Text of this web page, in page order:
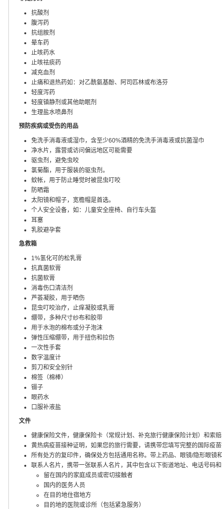
抗酸剂
腹泻药
抗组胺剂
晕车药
止咳药水
止咳祛痰药
减充血剂
止痛和退热药如：对乙酰氨基酚、阿司匹林或布洛芬
轻度泻药
轻度镇静剂或其他助眠剂
生理盐水喷鼻剂
预防疾病或受伤的用品
免洗手消毒液或湿巾，含至少60%酒精的免洗手消毒液或抗菌湿巾
净水片，露营或访问偏远地区可能需要
驱虫剂，避免虫咬
氯菊酯，用于服装的驱虫剂。
蚊帐，用于防止睡觉时被昆虫叮咬
防晒霜
太阳镜和帽子，宽檐帽是首选。
个人安全设备，如：儿童安全座椅、自行车头盔
耳塞
乳胶避孕套
急救箱
1%氢化可的松乳膏
抗真菌软膏
抗菌软膏
消毒伤口清洁剂
芦荟凝胶，用于晒伤
昆虫叮咬治疗，止痒凝胶或乳膏
绷带，多种尺寸纱布和胶带
用于水泡的棉布或分子泡沫
弹性压缩绷带，用于扭伤和拉伤
一次性手套
数字温度计
剪刀和安全别针
棉签（棉棒）
镊子
眼药水
口服补液盐
文件
健康保险文件，健康保险卡（常规计划、补充旅行健康保险计划）和索
黄热病疫苗接种证明，如果您的旅行需要，请携带您填写完整的国际疫
所有处方的复印件，确保处方包括通用名称。带上药品、眼镜/隐形眼镜
联系人名片，携带一张联系人名片，其中包含以下街道地址、电话号码
留在国内的家庭成员或密切接触者
国内的医务人员
在目的地住宿地方
目的地的医院或诊所（包括紧急服务）